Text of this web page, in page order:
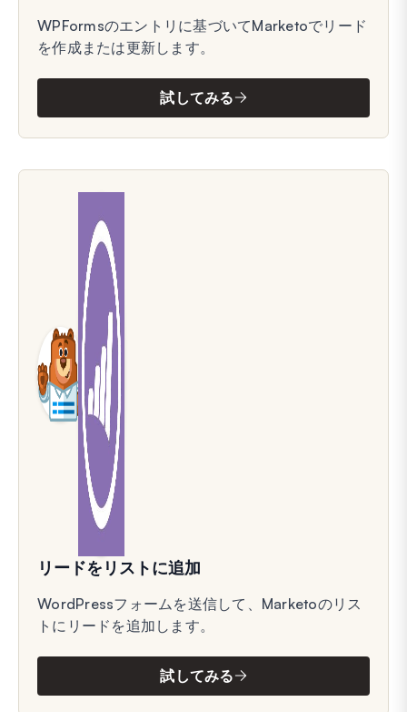
WPFormsのエントリに基づいてMarketoでリード
を作成または更新します。
試してみる
リードをリストに追加
WordPressフォームを送信して、Marketoのリス
トにリードを追加します。
試してみる